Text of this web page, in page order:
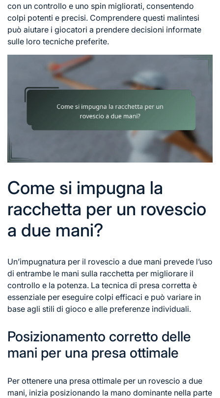
con un controllo e uno spin migliorati, consentendo
colpi potenti e precisi. Comprendere questi malintesi
può aiutare i giocatori a prendere decisioni informate
sulle loro tecniche preferite.
Come si impugna la
racchetta per un rovescio
a due mani?
Un’impugnatura per il rovescio a due mani prevede l’uso
di entrambe le mani sulla racchetta per migliorare il
controllo e la potenza. La tecnica di presa corretta è
essenziale per eseguire colpi efficaci e può variare in
base agli stili di gioco e alle preferenze individuali.
Posizionamento corretto delle
mani per una presa ottimale
Per ottenere una presa ottimale per un rovescio a due
mani, inizia posizionando la mano dominante nella parte